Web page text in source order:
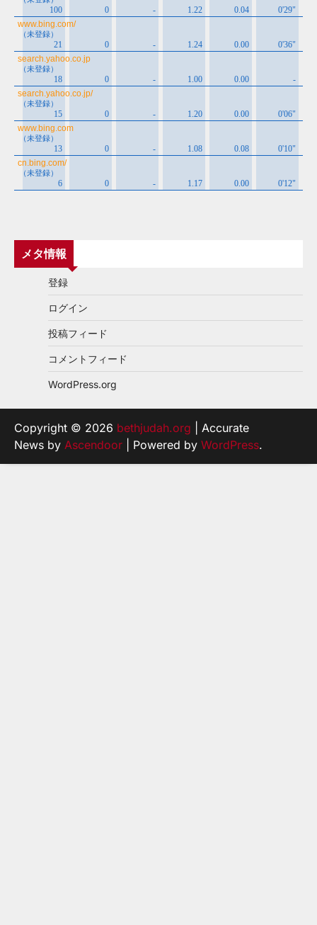
メタ情報
登録
ログイン
投稿フィード
コメントフィード
WordPress.org
Copyright © 2026 bethjudah.org | Accurate
News by Ascendoor | Powered by WordPress.